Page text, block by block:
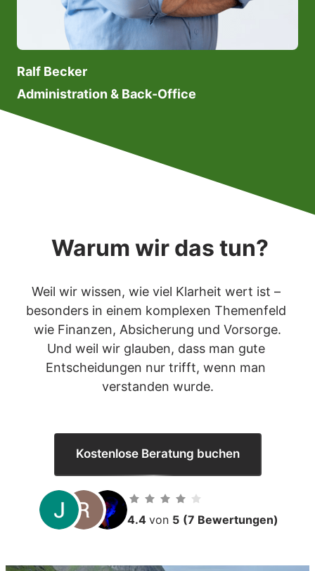
Ralf Becker
Administration & Back-Office
Warum wir das tun?
Weil wir wissen, wie viel Klarheit wert ist –
besonders in einem komplexen Themenfeld
wie Finanzen, Absicherung und Vorsorge.
Und weil wir glauben, dass man gute
Entscheidungen nur trifft, wenn man
verstanden wurde.
Kostenlose Beratung buchen
4.4 von 5 (7 Bewertungen)